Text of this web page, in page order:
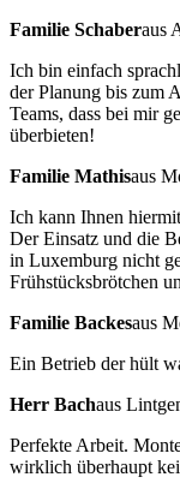
Familie Schaberaus
Ich bin einfach
der Planung bis zum
Teams, dass bei mir
überbieten!
Familie Mathisaus
Ich kann Ihnen
Der Einsatz und die
in Luxemburg nicht
Frühstücksbrötchen
Familie Backesaus
Ein Betrieb der hült
Herr Bachaus
Perfekte Arbeit.
wirklich überhaupt